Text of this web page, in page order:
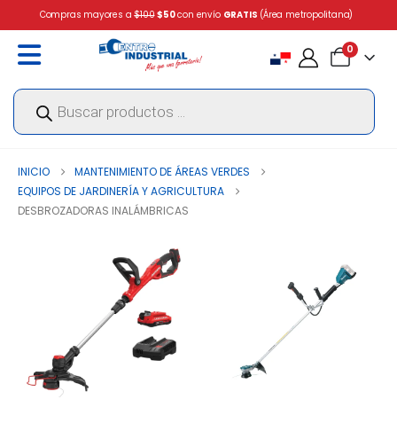
Compras mayores a$100 $50con envío GRATIS (Área metropolitana)
0
Búsqueda
productos
INICIO
MANTENIMIENTO DE ÁREAS VERDES
EQUIPOS DE JARDINERÍA Y AGRICULTURA
DESBROZADORAS INALÁMBRICAS